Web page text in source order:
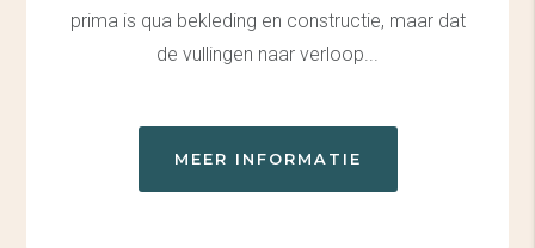
prima is qua bekleding en constructie, maar dat
de vullingen naar verloop...
MEER INFORMATIE